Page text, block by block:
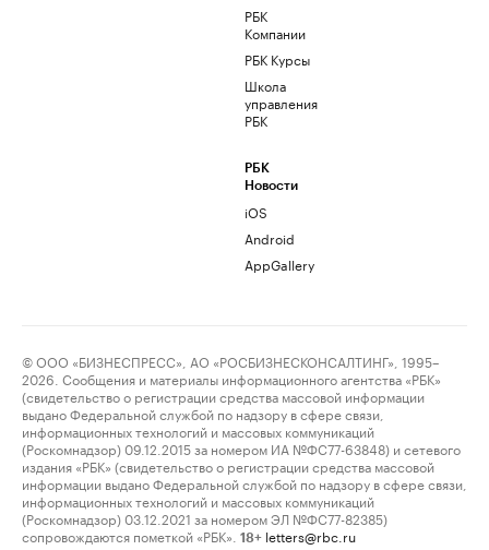
РБК
Компании
РБК Курсы
Школа
управления
РБК
РБК
Новости
iOS
Android
AppGallery
© ООО «БИЗНЕСПРЕСС», АО «РОСБИЗНЕСКОНСАЛТИНГ», 1995–
2026. Сообщения и материалы информационного агентства «РБК»
(свидетельство о регистрации средства массовой информации
выдано Федеральной службой по надзору в сфере связи,
информационных технологий и массовых коммуникаций
(Роскомнадзор) 09.12.2015 за номером ИА №ФС77-63848) и сетевого
издания «РБК» (свидетельство о регистрации средства массовой
информации выдано Федеральной службой по надзору в сфере связи,
информационных технологий и массовых коммуникаций
(Роскомнадзор) 03.12.2021 за номером ЭЛ №ФС77-82385)
сопровождаются пометкой «РБК».
18+ letters@rbc.ru